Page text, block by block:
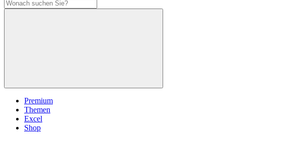
Premium
Themen
Excel
Shop